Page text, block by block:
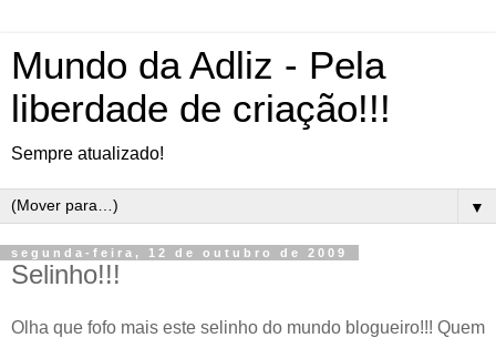
Mundo da Adliz - Pela
liberdade de criação!!!
Sempre atualizado!
▼
segunda-feira, 12 de outubro de 2009
Selinho!!!
Olha que fofo mais este selinho do mundo blogueiro!!! Quem